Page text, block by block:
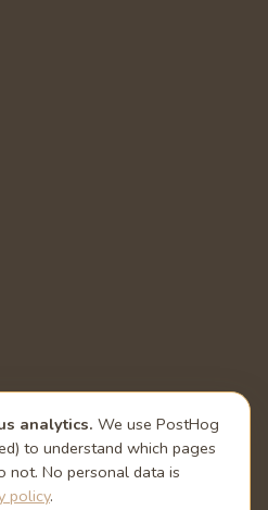
analytics. We use PostHog
to understand which pages
not. No personal data is
policy.